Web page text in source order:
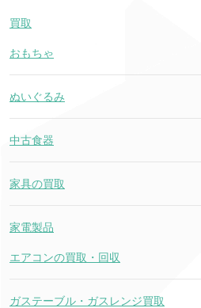
買取
おもちゃ
ぬいぐるみ
中古食器
家具の買取
家電製品
エアコンの買取・回収
ガステーブル・ガスレンジ買取